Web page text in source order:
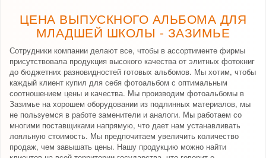
ЦЕНА ВЫПУСКНОГО АЛЬБОМА ДЛЯ
МЛАДШЕЙ ШКОЛЫ - ЗАЗИМЬЕ
Сотрудники компании делают все, чтобы в ассортименте фирмы
присутствовала продукция высокого качества от элитных фотокниг
до бюджетних разновидностей готовых альбомов. Мы хотим, чтобы
каждый клиент купил для себя фотоальбом с оптимальным
соотношением цены и качества. Мы производим фотоальбомы в
Зазимье на хорошем оборудовании из подлинных материалов, мы
не пользуемся в работе заменители и аналоги. Мы работаем со
многими поставщиками напрямую, что дает нам устанавливать
лояльную стоимость. Мы предпочитаем увеличить количество
продаж, чем завышать цены. Нашу продукцию можно найти